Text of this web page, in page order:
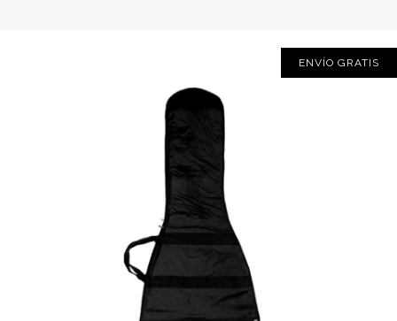
ENVÍO GRATIS